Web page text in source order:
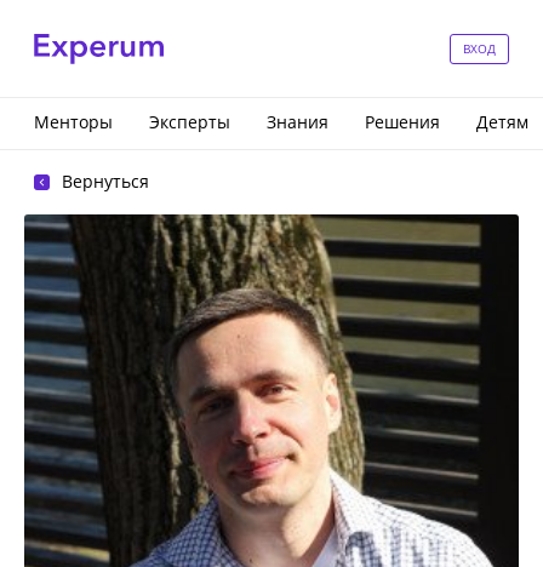
ВХОД
Менторы Эксперты Знания Решения Детям
Вернуться